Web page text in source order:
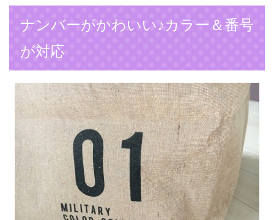
ナンバーがかわいい♪カラー＆番号
が対応